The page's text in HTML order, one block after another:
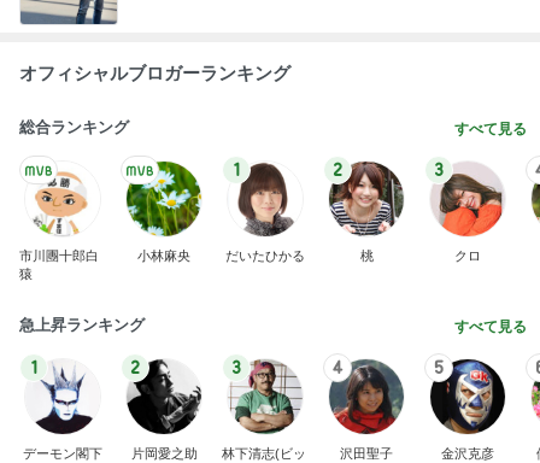
オフィシャルブロガーランキング
総合ランキング すべて見る
市川團十郎白
猿
小林麻央
1
だいたひかる
2
桃
3
クロ
急上昇ランキング すべて見る
1
デーモン閣下
2
片岡愛之助
3
林下清志(ビッ
4
沢田聖子
5
金沢克彦